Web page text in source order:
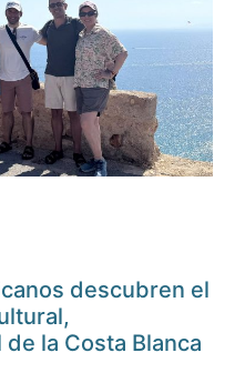
descubren el
la Costa Blanca